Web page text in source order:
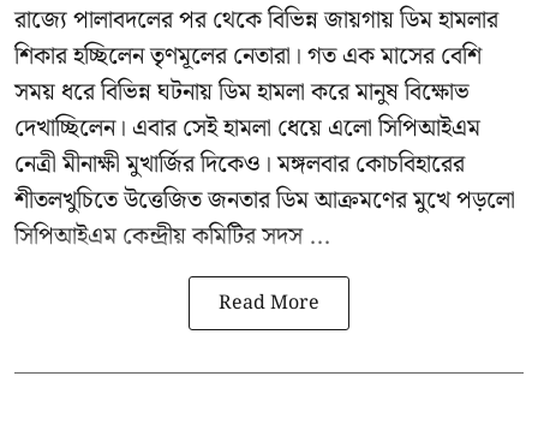
রাজ্যে পালাবদলের পর থেকে বিভিন্ন জায়গায় ডিম হামলার
শিকার হচ্ছিলেন তৃণমূলের নেতারা। গত এক মাসের বেশি
সময় ধরে বিভিন্ন ঘটনায় ডিম হামলা করে মানুষ বিক্ষোভ
দেখাচ্ছিলেন। এবার সেই হামলা ধেয়ে এলোসিপিআইএম
নেত্রী মীনাক্ষী মুখার্জিরদিকেও। মঙ্গলবার কোচবিহারের
শীতলখুচিতে উত্তেজিত জনতার ডিম আক্রমণের মুখে পড়লো
সিপিআইএম কেন্দ্রীয় কমিটির সদস ...
Read More